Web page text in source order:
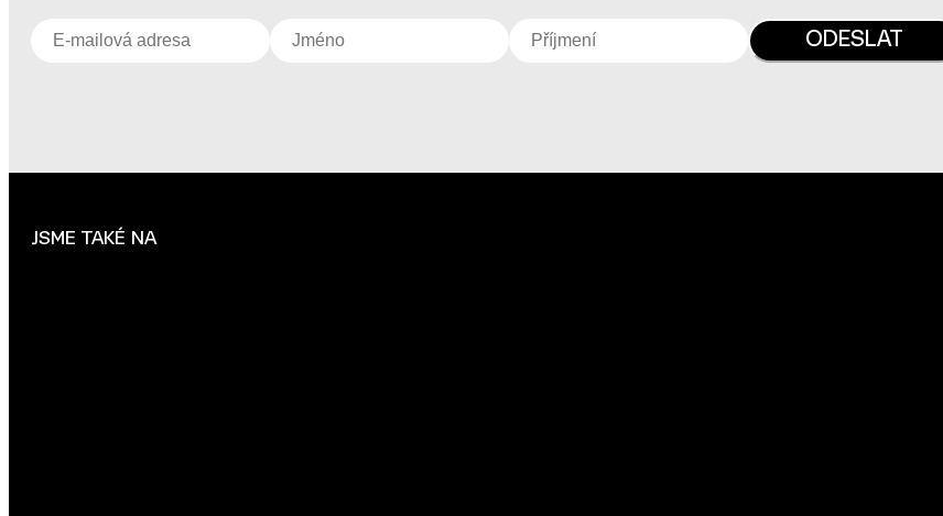
JSME TAKÉ NA